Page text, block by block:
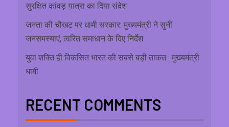
सुरक्षित कांवड़ यात्रा का दिया संदेश
जनता की चौखट पर धामी सरकार: मुख्यमंत्री ने सुनीं
जनसमस्याएं, त्वरित समाधान के दिए निर्देश
युवा शक्ति ही विकसित भारत की सबसे बड़ी ताकत : मुख्यमंत्री
धामी
RECENT COMMENTS